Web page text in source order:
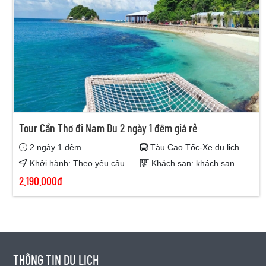
Tour Cần Thơ đi Nam Du 2 ngày 1 đêm giá rẻ
2 ngày 1 đêm
Tàu Cao Tốc-Xe du lịch
Khởi hành: Theo yêu cầu
Khách sạn: khách sạn
2.190.000đ
THÔNG TIN DU LỊCH